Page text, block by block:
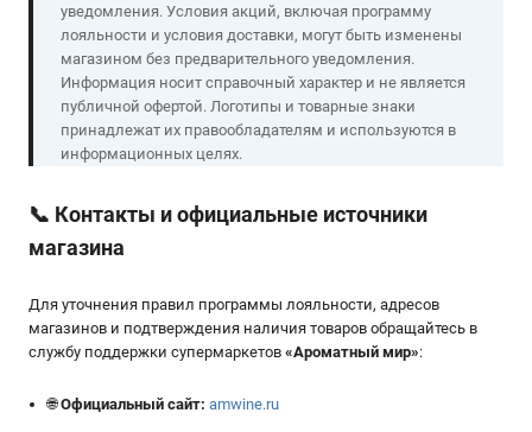
уведомления. Условия акций, включая программу
лояльности и условия доставки, могут быть изменены
магазином без предварительного уведомления.
Информация носит справочный характер и не является
публичной офертой. Логотипы и товарные знаки
принадлежат их правообладателям и используются в
информационных целях.
📞 Контакты и официальные источники
магазина
Для уточнения правил программы лояльности, адресов
магазинов и подтверждения наличия товаров обращайтесь в
службу поддержки супермаркетов «Ароматный мир»:
🌐Официальный сайт: amwine.ru